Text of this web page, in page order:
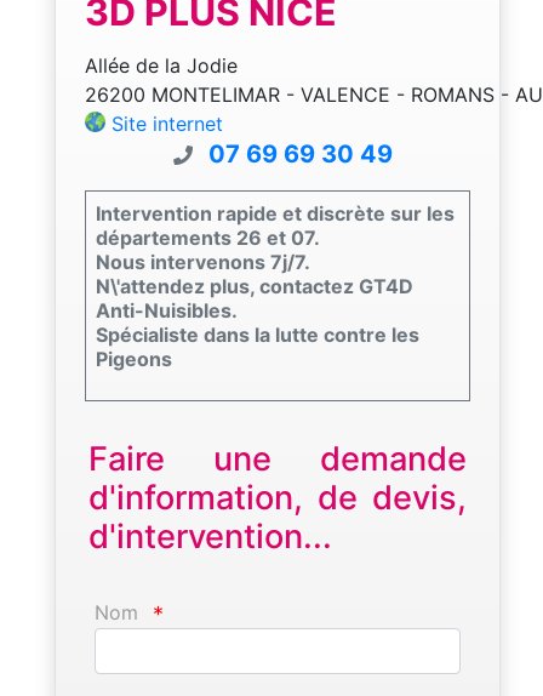
3D PLUS NICE
Allée de la Jodie
26200 MONTELIMAR - VALENCE - ROMANS -
Site internet
07 69 69 30 49
Intervention rapide et discrète sur les
départements 26 et 07.
Nous intervenons 7j/7.
N\'attendez plus, contactez GT4D
Anti-Nuisibles.
Spécialiste dans la lutte contre les
Pigeons
Faire une demande
d'information, de devis,
d'intervention...
Nom *